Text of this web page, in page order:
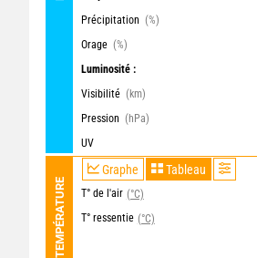
Précipitation (%)
Orage (%)
Luminosité :
Visibilité (km)
Pression (hPa)
UV
TEMPÉRATURE
Graphe Tableau
T° de l'air (°C)
T° ressentie (°C)